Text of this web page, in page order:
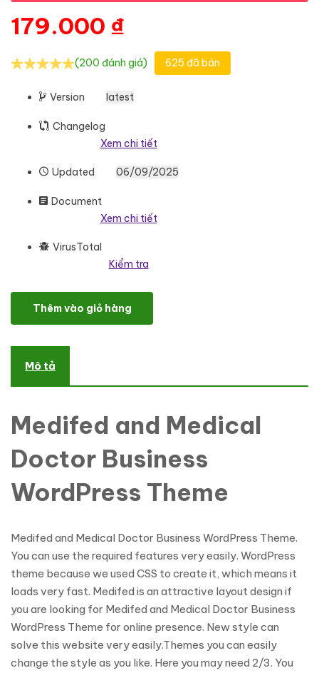
179.000 ₫
(200 đánh giá) 625 đã bán
Version latest
Changelog
Xem chi tiết
Updated 06/09/2025
Document
Xem chi tiết
VirusTotal
Kiểm tra
Medifed & Medical Doctor Health Care Business WordPress
Thêm vào giỏ hàng
Mô tả
Medifed and Medical
Doctor Business
WordPress Theme
Medifed and Medical Doctor Business WordPress Theme.
You can use the required features very easily. WordPress
theme because we used CSS to create it, which means it
loads very fast. Medifed is an attractive layout design if
you are looking for Medifed and Medical Doctor Business
WordPress Theme for online presence. New style can
solve this website very easily.Themes you can easily
change the style as you like. Here you may need 2/3. You